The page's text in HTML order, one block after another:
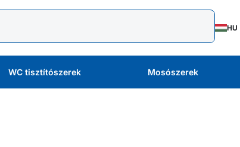
HU
WC tisztítószerek Mosószerek